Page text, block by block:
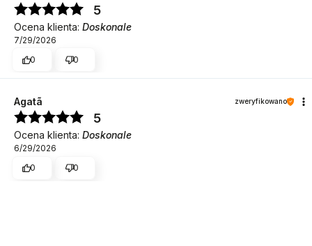
5
Ocena klienta: Doskonale
7/29/2026
0
0
Agatã zweryfikowano
5
Ocena klienta: Doskonale
6/29/2026
0
0